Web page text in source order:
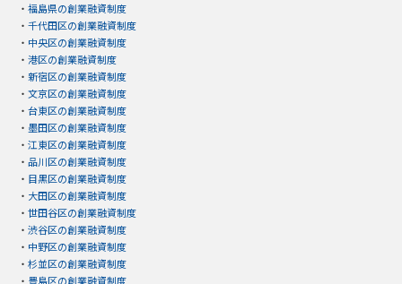
・ 福島県の創業融資制度
・ 千代田区の創業融資制度
・ 中央区の創業融資制度
・ 港区の創業融資制度
・ 新宿区の創業融資制度
・ 文京区の創業融資制度
・ 台東区の創業融資制度
・ 墨田区の創業融資制度
・ 江東区の創業融資制度
・ 品川区の創業融資制度
・ 目黒区の創業融資制度
・ 大田区の創業融資制度
・ 世田谷区の創業融資制度
・ 渋谷区の創業融資制度
・ 中野区の創業融資制度
・ 杉並区の創業融資制度
・ 豊島区の創業融資制度